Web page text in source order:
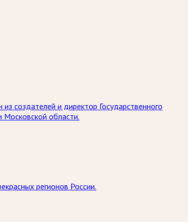
создателей и директор Государственного
Московской области.
регионов России.